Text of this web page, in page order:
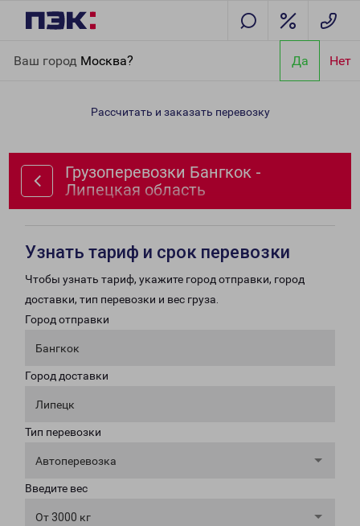
Ваш город Москва? Да Нет
область
Рассчитать и заказать перевозку
Грузоперевозки Бангкок -
Липецкая область
Узнать тариф и срок перевозки
Чтобы узнать тариф, укажите город отправки, город
доставки, тип перевозки и вес груза.
Город отправки
Бангкок
Город доставки
Липецк
Тип перевозки
Автоперевозка
Введите вес
От 3000 кг